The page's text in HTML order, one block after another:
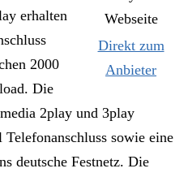
Direkt zum
Anbieter
erhalten
2000
Die
2play und 3play
sowie eine
deutsche Festnetz. Die